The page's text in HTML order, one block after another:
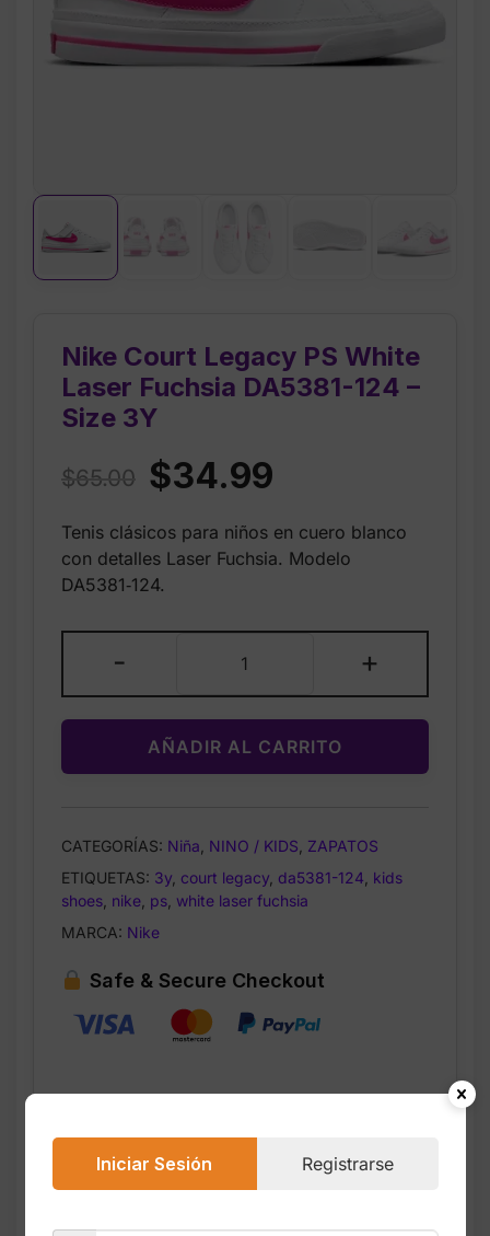
Nike Court Legacy PS White
Laser Fuchsia DA5381-124 –
Size 3Y
$65.00 Original
was:
$65.00.
$34.99
is:
Tenis clásicos para niños en cuero blanco
con detalles Laser Fuchsia. Modelo
DA5381‑124.
-
Court
Legacy
PS
White
Laser
124
–
Size
+
AÑADIR AL CARRITO
CATEGORÍAS: Niña NINO / KIDS ZAPATOS
ETIQUETAS: 3y court legacy da5381-124 kids
shoes nike ps white laser fuchsia
MARCA: Nike
Safe & Secure Checkout
Descripción Valoraciones (0)
Iniciar Sesión Registrarse